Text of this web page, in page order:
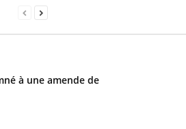
à une amende de